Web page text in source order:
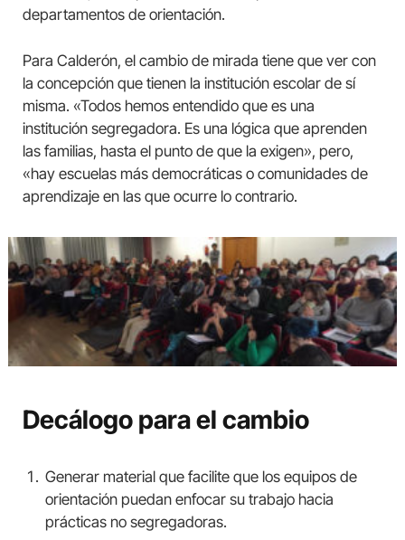
departamentos de orientación.
Para Calderón, el cambio de mirada tiene que ver con
la concepción que tienen la institución escolar de sí
misma. «Todos hemos entendido que es una
institución segregadora. Es una lógica que aprenden
las familias, hasta el punto de que la exigen», pero,
«hay escuelas más democráticas o comunidades de
aprendizaje en las que ocurre lo contrario.
Decálogo para el cambio
Generar material que facilite que los equipos de
orientación puedan enfocar su trabajo hacia
prácticas no segregadoras.